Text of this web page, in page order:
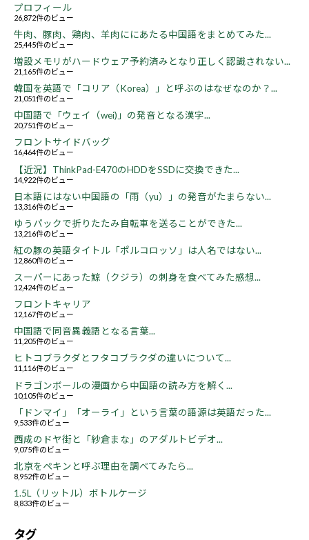
プロフィール
26,872件のビュー
牛肉、豚肉、鶏肉、羊肉ににあたる中国語をまとめてみた...
25,445件のビュー
増設メモリがハードウェア予約済みとなり正しく認識されない...
21,165件のビュー
韓国を英語で「コリア（Korea）」と呼ぶのはなぜなのか？...
21,051件のビュー
中国語で「ウェイ（wei)」の発音となる漢字...
20,751件のビュー
フロントサイドバッグ
16,464件のビュー
【近況】ThinkPad-E470のHDDをSSDに交換できた...
14,922件のビュー
日本語にはない中国語の「雨（yu）」の発音がたまらない...
13,316件のビュー
ゆうパックで折りたたみ自転車を送ることができた...
13,216件のビュー
紅の豚の英語タイトル「ポルコロッソ」は人名ではない...
12,860件のビュー
スーパーにあった鯨（クジラ）の刺身を食べてみた感想...
12,424件のビュー
フロントキャリア
12,167件のビュー
中国語で同音異義語となる言葉...
11,205件のビュー
ヒトコブラクダとフタコブラクダの違いについて...
11,116件のビュー
ドラゴンボールの漫画から中国語の読み方を解く...
10,105件のビュー
「ドンマイ」「オーライ」という言葉の語源は英語だった...
9,533件のビュー
西成のドヤ街と「紗倉まな」のアダルトビデオ...
9,075件のビュー
北京をペキンと呼ぶ理由を調べてみたら...
8,952件のビュー
1.5L（リットル）ボトルケージ
8,833件のビュー
タグ